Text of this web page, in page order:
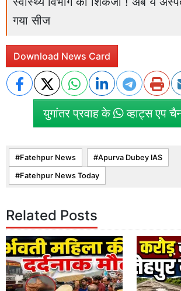
गया सीज
Download News Card
युगांतर प्रवाह के व्हाट्स एप
Fatehpur News Apurva Dubey IAS
Fatehpur News Today
Related Posts